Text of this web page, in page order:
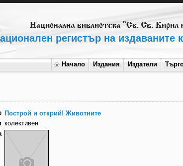
регистър на издаваните
Начало Издания Издатели
Построй и открий! Животните
колективен